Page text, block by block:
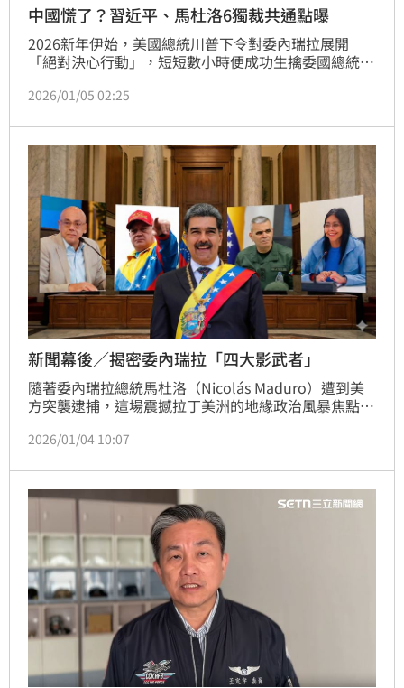
中國慌了？習近平、馬杜洛6獨裁共通點曝
2026新年伊始，美國總統川普下令對委內瑞拉展開
「絕對決心行動」，短短數小時便成功生擒委國總統馬
重塑拉美政局的軍事行動引發全球關注，中國外交部批
為威權領袖的馬杜洛與中國國家領導人習近平在權力延
續、軍隊控制手段、對異議人士的鎮壓等面向，有著6
大獨裁共通點。
2026/01/05 02:25
新聞幕後／揭密委內瑞拉「四大影武者」
隨著委內瑞拉總統馬杜洛（Nicolás Maduro）遭到美
方突襲逮捕，這場震撼拉丁美洲的地緣政治風暴焦點，
餘年的幕後結構。根據外媒報導以及美國智庫過去的分
互制衡下的共識門面，相當於傀儡總統。國際媒體與情
報分析普遍指出，美國執行「斬首」行動之後，委內瑞
拉政權是否會發生實質改變，還得看馬杜洛背後的四大
影武
2026/01/04 10:07